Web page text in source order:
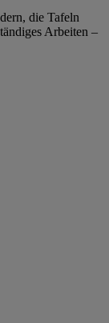
die Tafeln
Arbeiten –